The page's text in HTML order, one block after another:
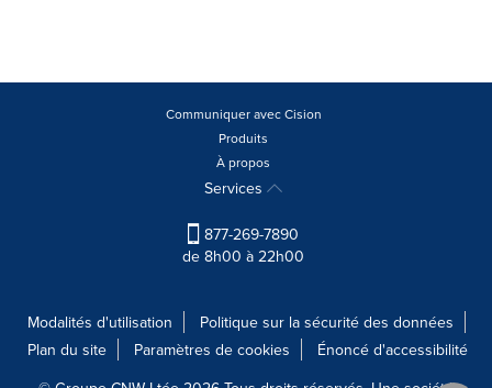
Communiquer avec Cision
Produits
À propos
Services
877-269-7890
de 8h00 à 22h00
Modalités d'utilisation
Politique sur la sécurité des données
Plan du site
Paramètres de cookies
Énoncé d'accessibilité